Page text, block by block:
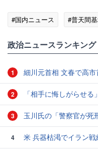
#国内ニュース #普天間
政治ニュースランキング
1 細川元首相 文春で高市
2 「相手に悔しがらせる
3 玉川氏の「警察官が死
4 米 兵器枯渇でイラン